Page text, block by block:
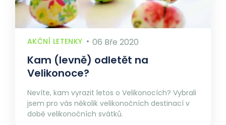
AKČNÍ LETENKY 06 Bře 2020
Kam (levně) odletět na
Velikonoce?
Nevíte, kam vyrazit letos o Velikonocích? Vybrali
jsem pro vás několik velikonočních destinací v
době velikonočních svátků.